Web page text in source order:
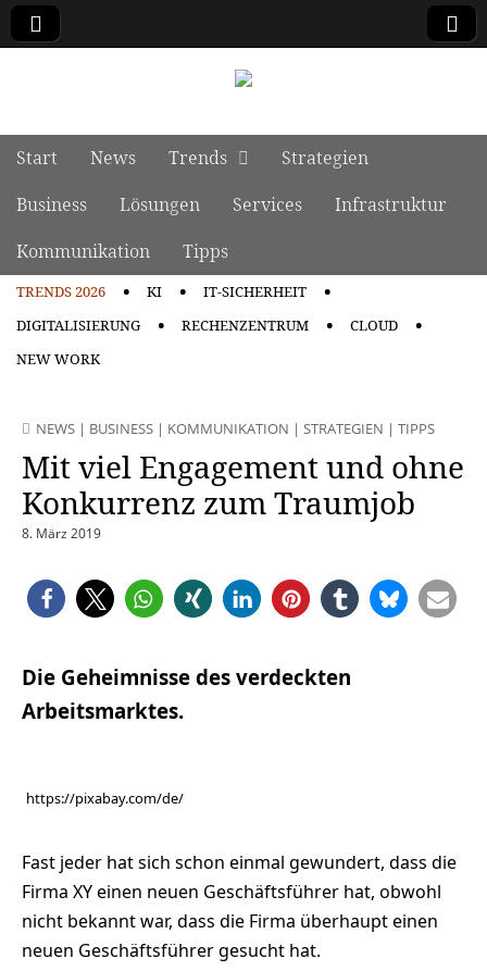
Main menu
Skip to content
Start News Trends
Strategien
Business
Lösungen Services
Infrastruktur
Kommunikation
Tipps
TRENDS 2026 KI
IT-SICHERHEIT
DIGITALISIERUNG
RECHENZENTRUM
CLOUD
NEW WORK
NEWS | BUSINESS | KOMMUNIKATION | STRATEGIEN | TIPPS
Mit viel Engagement und ohne
Konkurrenz zum Traumjob
8. März 2019
Die Geheimnisse des verdeckten
Arbeitsmarktes.
https://pixabay.com/de/
Fast jeder hat sich schon einmal gewundert, dass die
Firma XY einen neuen Geschäftsführer hat, obwohl
nicht bekannt war, dass die Firma überhaupt einen
neuen Geschäftsführer gesucht hat.